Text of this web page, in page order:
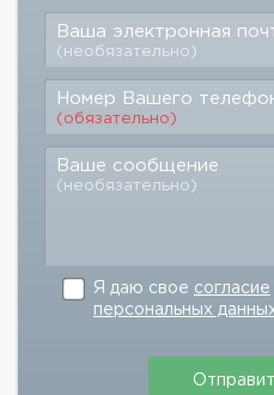
Ваша электронная
(необязательно)
Номер Вашего
(обязательно)
Ваше сообщение
(необязательно)
Я даю свое согласие
персональных